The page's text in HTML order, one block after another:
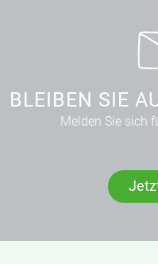
BLEIBEN SIE
Melden Sie sich